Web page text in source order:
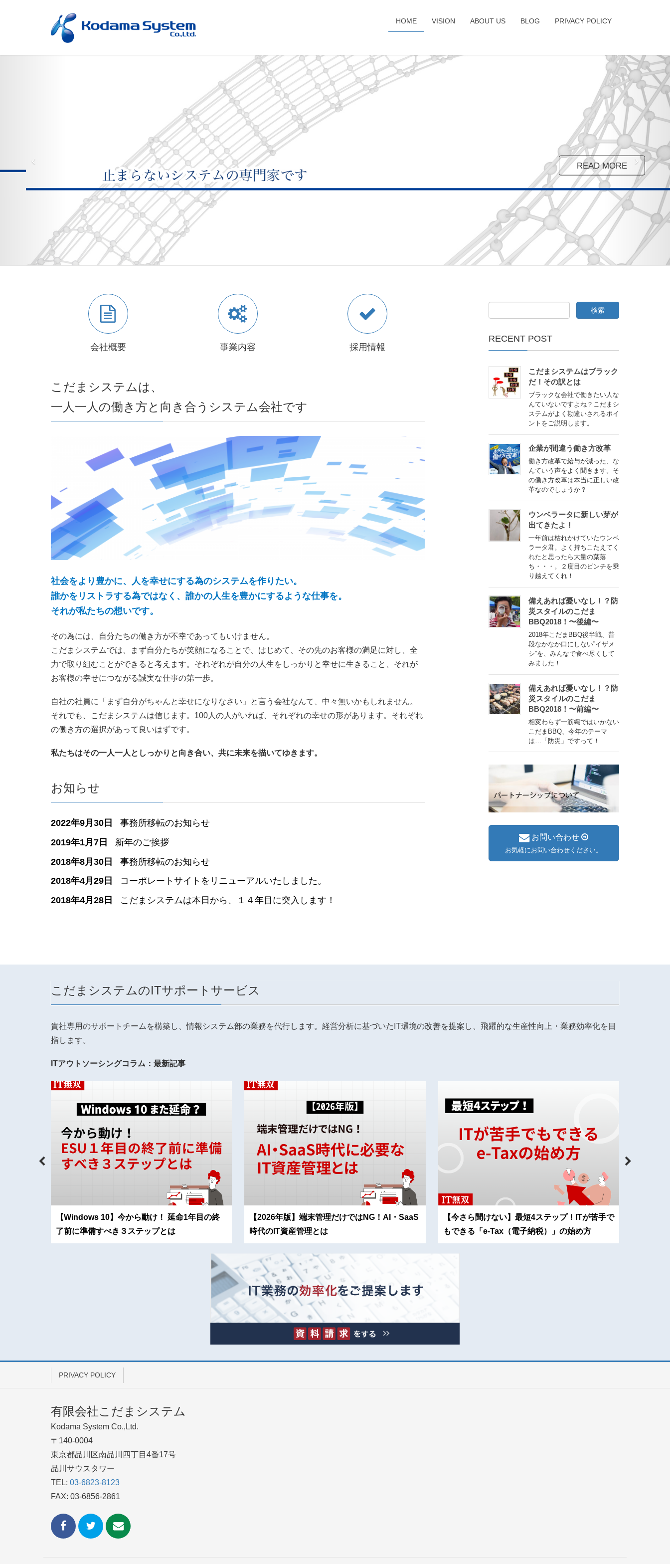
HOME VISION ABOUT US BLOG PRIVACY POLICY
READ MORE
会社概要 事業内容 採用情報
こだまシステムは、
一人一人の働き方と向き合うシステム会社です
社会をより豊かに、人を幸せにする為のシステムを作りたい。
誰かをリストラする為ではなく、誰かの人生を豊かにするような仕事を。
それが私たちの想いです。
その為には、自分たちの働き方が不幸であってもいけません。
こだまシステムでは、まず自分たちが笑顔になることで、はじめて、その先のお客様の満足に対し、全
力で取り組むことができると考えます。それぞれが自分の人生をしっかりと幸せに生きること、それが
お客様の幸せにつながる誠実な仕事の第一歩。
自社の社員に「まず自分がちゃんと幸せになりなさい」と言う会社なんて、中々無いかもしれません。
それでも、こだまシステムは信じます。100人の人がいれば、それぞれの幸せの形があります。それぞれ
の働き方の選択があって良いはずです。
私たちはその一人一人としっかりと向き合い、共に未来を描いてゆきます。
お知らせ
2022年9月30日
事務所移転のお知らせ
2019年1月7日
新年のご挨拶
2018年8月30日
事務所移転のお知らせ
2018年4月29日
コーポレートサイトをリニューアルいたしました。
2018年4月28日
こだまシステムは本日から、１４年目に突入します！
RECENT POST
こだまシステムはブラック
だ！その訳とは
ブラックな会社で働きたい人な
んていないですよね？こだまシ
ステムがよく勘違いされるポイ
ントをご説明します。
企業が間違う働き方改革
働き方改革で給与が減った、な
んていう声をよく聞きます。そ
の働き方改革は本当に正しい改
革なのでしょうか？
ウンベラータに新しい芽が
出てきたよ！
一年前は枯れかけていたウンベ
ラータ君。よく持ちこたえてく
れたと思ったら大量の葉落
ち・・・。２度目のピンチを乗
り越えてくれ！
備えあれば憂いなし！？防
災スタイルのこだま
BBQ2018！〜後編〜
2018年こだまBBQ後半戦、普
段なかなか口にしない”イザメ
シ”を、みんなで食べ尽くして
みました！
備えあれば憂いなし！？防
災スタイルのこだま
BBQ2018！〜前編〜
相変わらず一筋縄ではいかない
こだまBBQ、今年のテーマ
は…「防災」ですって！
お問い合わせ
お気軽にお問い合わせください。
こだまシステムのITサポートサービス
貴社専用のサポートチームを構築し、情報システム部の業務を代行します。経営分析に基づいたIT環境の改善を提案し、飛躍的な生産性向上・業務効率化を目
指します。
ITアウトソーシングコラム：最新記事
【Windows 10】今から動け！ 延命1年目の終
了前に準備すべき３ステップとは
【2026年版】端末管理だけではNG！AI・SaaS
時代のIT資産管理とは
【今さら聞けない】最短4ステップ！ITが苦手で
もできる「e-Tax（電子納税）」の始め方
PRIVACY POLICY
有限会社こだまシステム
Kodama System Co.,Ltd.
〒140-0004
東京都品川区南品川四丁目4番17号
品川サウスタワー
TEL: 03-6823-8123
FAX: 03-6856-2861